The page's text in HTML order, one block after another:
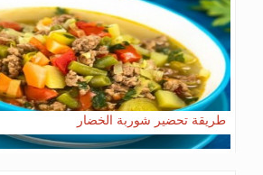
طريقة تحضير شوربة الخضار